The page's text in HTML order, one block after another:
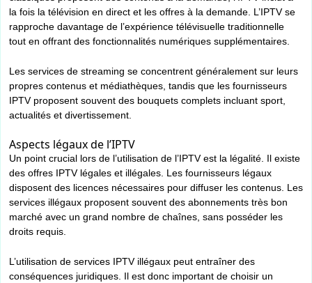
la fois la télévision en direct et les offres à la demande. L’IPTV se
rapproche davantage de l’expérience télévisuelle traditionnelle
tout en offrant des fonctionnalités numériques supplémentaires.
Les services de streaming se concentrent généralement sur leurs
propres contenus et médiathèques, tandis que les fournisseurs
IPTV proposent souvent des bouquets complets incluant sport,
actualités et divertissement.
Aspects légaux de l’IPTV
Un point crucial lors de l’utilisation de l’IPTV est la légalité. Il existe
des offres IPTV légales et illégales. Les fournisseurs légaux
disposent des licences nécessaires pour diffuser les contenus. Les
services illégaux proposent souvent des abonnements très bon
marché avec un grand nombre de chaînes, sans posséder les
droits requis.
L’utilisation de services IPTV illégaux peut entraîner des
conséquences juridiques. Il est donc important de choisir un